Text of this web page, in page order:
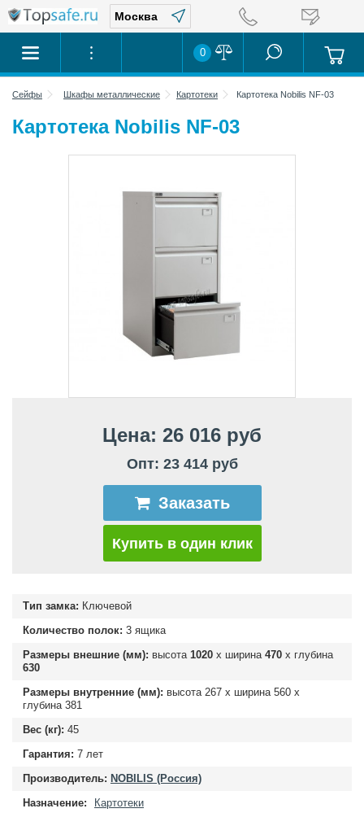
0
Сейфы Шкафы металлические Картотеки Картотека Nobilis NF-03
Картотека Nobilis NF-03
Цена: 26 016 руб
Опт: 23 414 руб
Заказать
Купить в один клик
Тип замка: Ключевой
Количество полок: 3 ящика
Размеры внешние (мм): высота 1020 х ширина 470 х глубина
630
Размеры внутренние (мм): высота 267 х ширина 560 х
глубина 381
Вес (кг): 45
Гарантия: 7 лет
Производитель: NOBILIS (Россия)
Назначение:
Картотеки